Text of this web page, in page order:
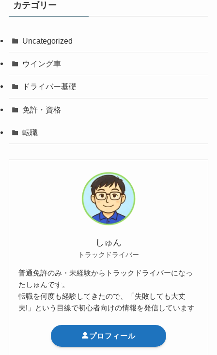
カテゴリー
Uncategorized
ウイング車
ドライバー基礎
免許・資格
転職
しゅん
トラックドライバー
普通免許のみ・未経験からトラックドライバーになっ
たしゅんです。
転職を何度も経験してきたので、「失敗しても大丈
夫!」という目線で初心者向けの情報を発信しています
プロフィール